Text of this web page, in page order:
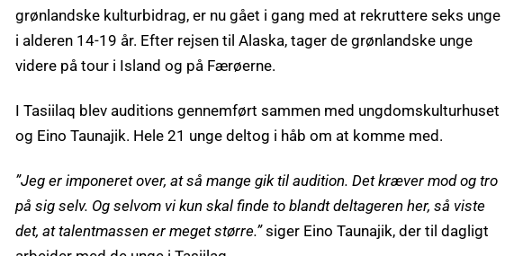
grønlandske kulturbidrag, er nu gået i gang med at rekruttere seks unge
i alderen 14-19 år. Efter rejsen til Alaska, tager de grønlandske unge
videre på tour i Island og på Færøerne.
I Tasiilaq blev auditions gennemført sammen med ungdomskulturhuset
og Eino Taunajik. Hele 21 unge deltog i håb om at komme med.
”Jeg er imponeret over, at så mange gik til audition. Det kræver mod og tro
på sig selv. Og selvom vi kun skal finde to blandt deltageren her, så viste
det, at talentmassen er meget større.”siger Eino Taunajik, der til dagligt